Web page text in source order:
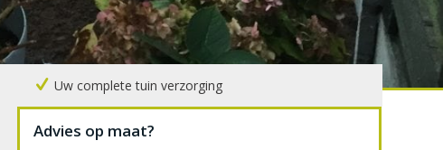
Uw complete tuin verzorging
Advies op maat?